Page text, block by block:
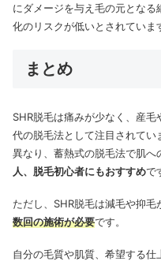
にダメージを与え毛の元とな
化のリスクが低いとされていま
まとめ
SHR脱毛は痛みが少なく、産
代の脱毛法として注目されてい
異なり、蓄熱式の脱毛法で肌へ
人、脱毛初心者にもおすすめで
ただし、SHR脱毛は減毛や抑毛
数回の施術が必要です。
自分の毛質や肌質、希望する仕